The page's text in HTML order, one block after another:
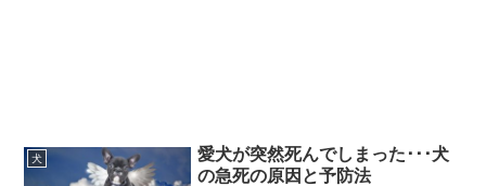
犬
愛犬が突然死んでしまった･･･犬
の急死の原因と予防法